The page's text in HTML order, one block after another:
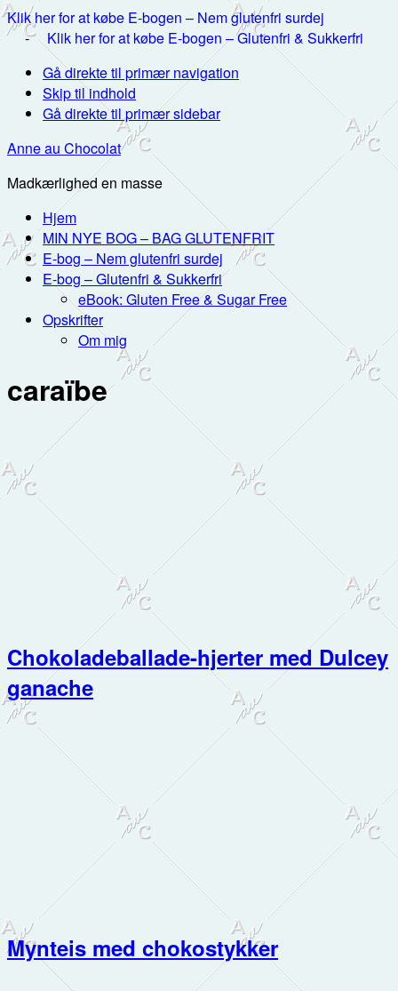
Klik her for at købe E-bogen – Nem glutenfri surdej
- Klik her for at købe E-bogen – Glutenfri & Sukkerfri
Gå direkte til primær navigation
Skip til indhold
Gå direkte til primær sidebar
Anne au Chocolat
Madkærlighed en masse
Hjem
MIN NYE BOG – BAG GLUTENFRIT
E-bog – Nem glutenfri surdej
E-bog – Glutenfri & Sukkerfri
eBook: Gluten Free & Sugar Free
Opskrifter
Om mig
caraïbe
Chokoladeballade-hjerter med Dulcey
ganache
Mynteis med chokostykker